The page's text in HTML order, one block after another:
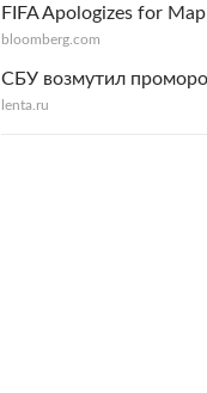
FIFA Apologizes for
bloomberg.com
СБУ возмутил
lenta.ru